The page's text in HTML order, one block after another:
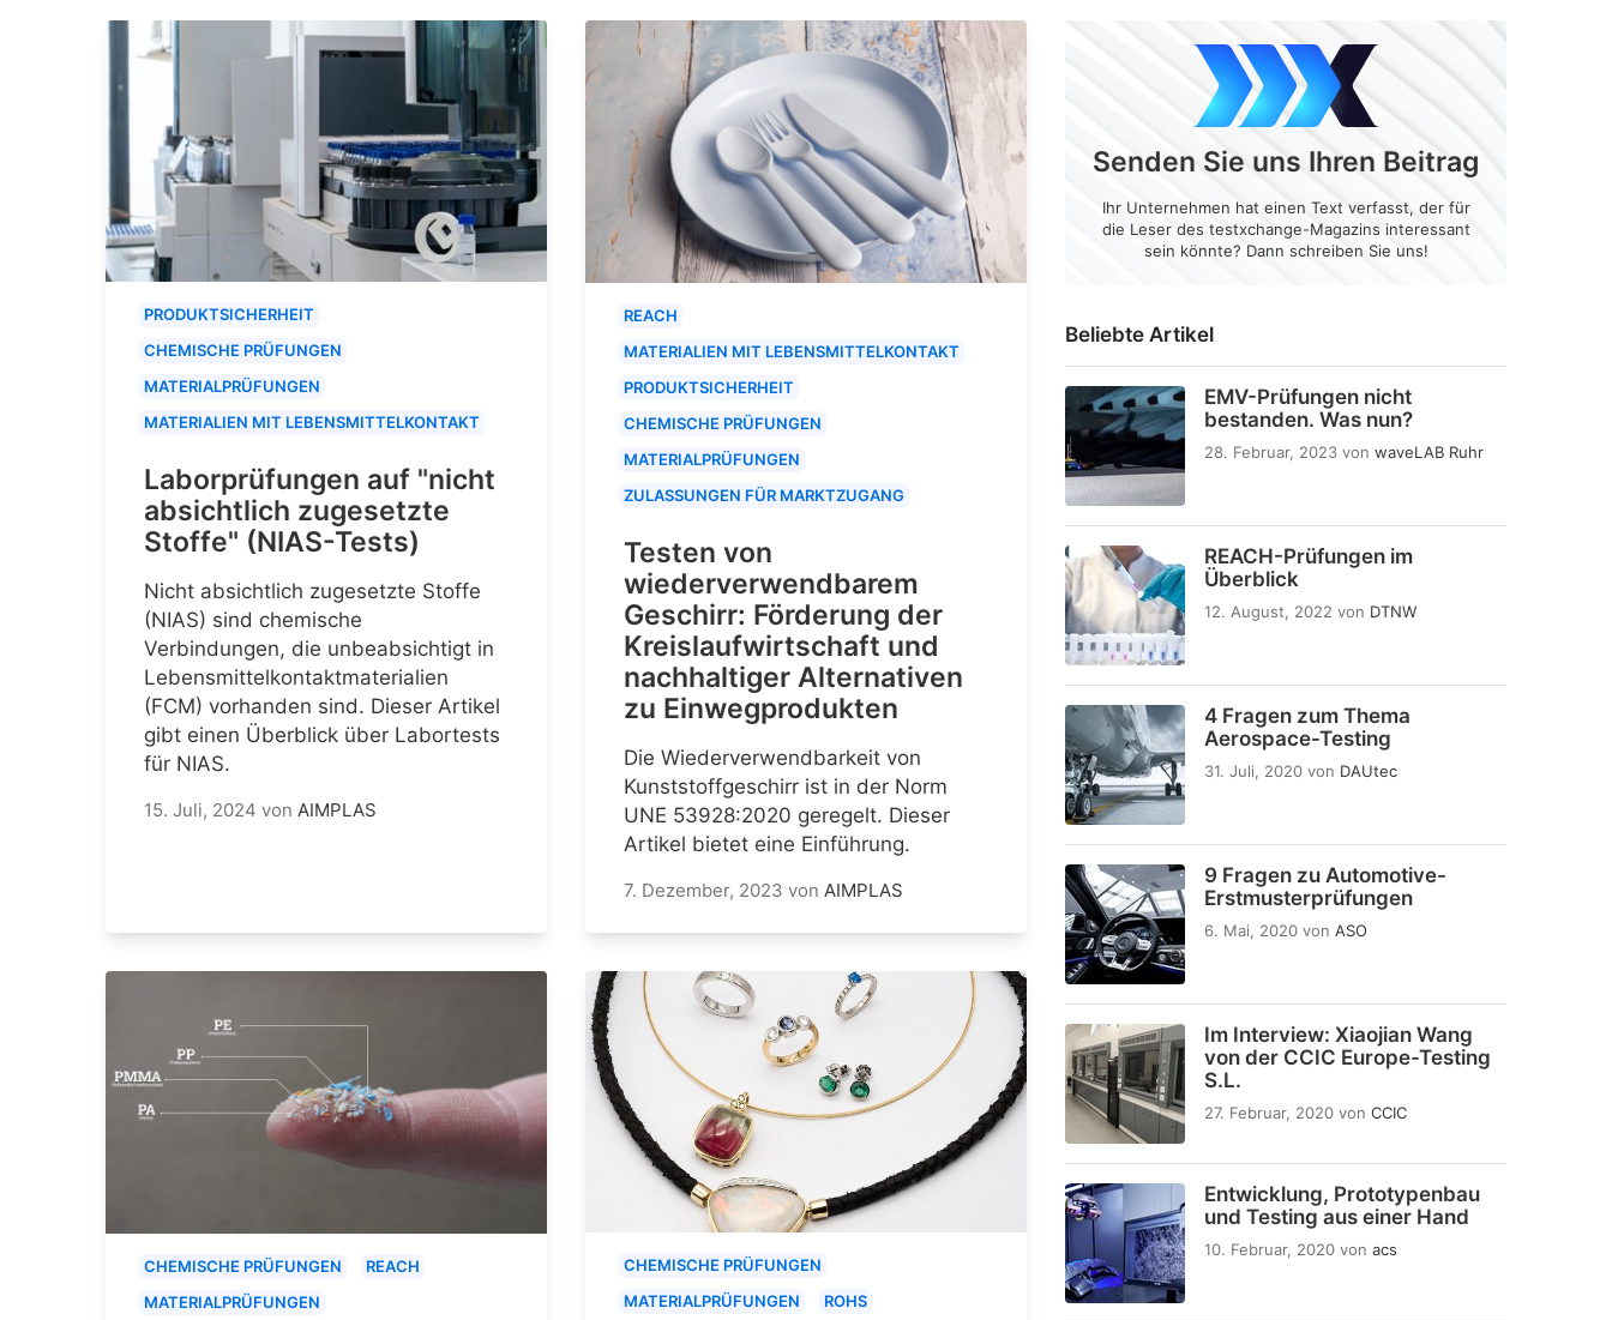
Beliebte Artikel
EMV-Prüfungen nicht
bestanden. Was nun?
28. Februar, 2023 von waveLAB Ruhr
REACH-Prüfungen im
Überblick
12. August, 2022 von DTNW
4 Fragen zum Thema
Aerospace-Testing
31. Juli, 2020 von DAUtec
9 Fragen zu Automotive-
Erstmusterprüfungen
6. Mai, 2020 von ASO
Im Interview: Xiaojian Wang
von der CCIC Europe-Testing
S.L.
27. Februar, 2020 von CCIC
Entwicklung, Prototypenbau
und Testing aus einer Hand
10. Februar, 2020 von acs
Senden Sie uns Ihren Beitrag
Ihr Unternehmen hat einen Text verfasst, der für
die Leser des testxchange-Magazins interessant
sein könnte? Dann schreiben Sie uns!
PRODUKTSICHERHEIT
CHEMISCHE PRÜFUNGEN
MATERIALPRÜFUNGEN
MATERIALIEN MIT LEBENSMITTELKONTAKT
Laborprüfungen auf "nicht
absichtlich zugesetzte
Stoffe" (NIAS-Tests)
Nicht absichtlich zugesetzte Stoffe
(NIAS) sind chemische
Verbindungen, die unbeabsichtigt in
Lebensmittelkontaktmaterialien
(FCM) vorhanden sind. Dieser Artikel
gibt einen Überblick über Labortests
für NIAS.
15. Juli, 2024 von AIMPLAS
REACH
MATERIALIEN MIT LEBENSMITTELKONTAKT
PRODUKTSICHERHEIT
CHEMISCHE PRÜFUNGEN
MATERIALPRÜFUNGEN
ZULASSUNGEN FÜR MARKTZUGANG
Testen von
wiederverwendbarem
Geschirr: Förderung der
Kreislaufwirtschaft und
nachhaltiger Alternativen
zu Einwegprodukten
Die Wiederverwendbarkeit von
Kunststoffgeschirr ist in der Norm
UNE 53928:2020 geregelt. Dieser
Artikel bietet eine Einführung.
7. Dezember, 2023 von AIMPLAS
CHEMISCHE PRÜFUNGEN
REACH
MATERIALPRÜFUNGEN
CHEMISCHE PRÜFUNGEN
MATERIALPRÜFUNGEN
ROHS